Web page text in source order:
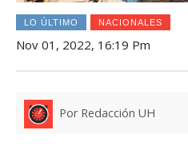
LO ÚLTIMO NACIONALES
Nov 01, 2022, 16:19 Pm
Por Redacción UH